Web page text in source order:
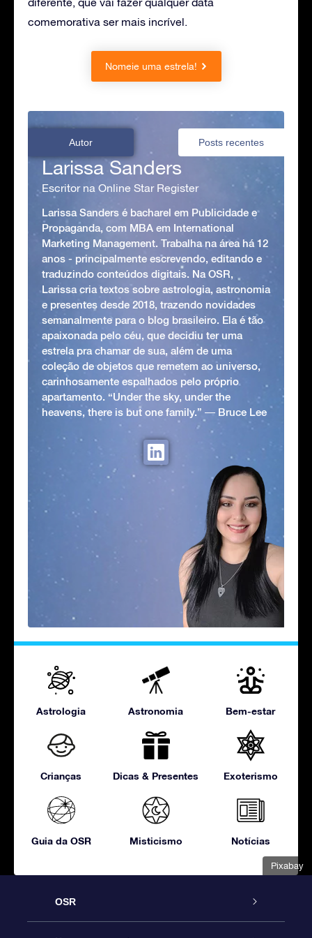
Pixabay
comemorativa ser mais incrível.
Nomeie uma estrela!
Autor Posts recentes
Larissa Sanders
Escritor na Online Star Register
Larissa Sanders é bacharel em Publicidade e
Propaganda, com MBA em International
Marketing Management. Trabalha na área há 12
anos - principalmente escrevendo, editando e
traduzindo conteúdos digitais. Na OSR,
Larissa cria textos sobre astrologia, astronomia
e presentes desde 2018, trazendo novidades
semanalmente para o blog brasileiro. Ela é tão
apaixonada pelo céu, que decidiu ter uma
estrela pra chamar de sua, além de uma
coleção de objetos que remetem ao universo,
carinhosamente espalhados pelo próprio
apartamento. “Under the sky, under the
heavens, there is but one family.” ― Bruce Lee
Astrologia Astronomia Bem-estar
Crianças Dicas & Presentes Exoterismo
Guia da OSR Misticismo Notícias
OSR